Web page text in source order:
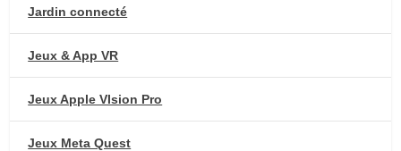
Jardin connecté
Jeux & App VR
Jeux Apple VIsion Pro
Jeux Meta Quest